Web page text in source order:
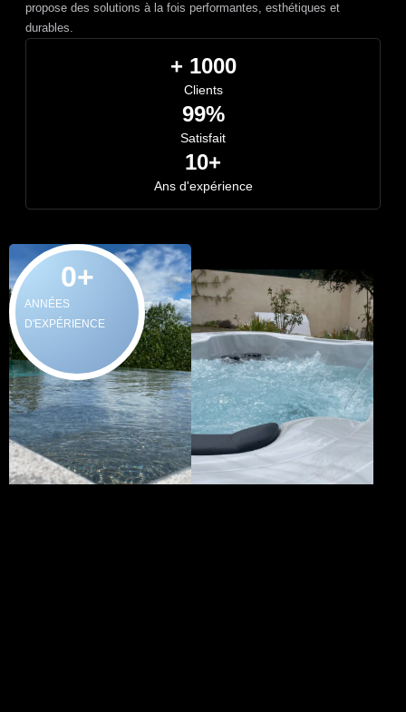
ANNÉES
D'EXPÉRIENCE
0+
propose des solutions à la fois performantes, esthétiques et
durables.
+ 1000
Clients
99%
Satisfait
10+
Ans d'expérience